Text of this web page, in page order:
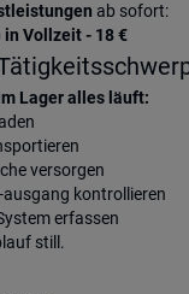
ab sofort:
Vollzeit - 18 €
Lager alles läuft:
versorgen
ausgang kontrollieren
erfassen
still.